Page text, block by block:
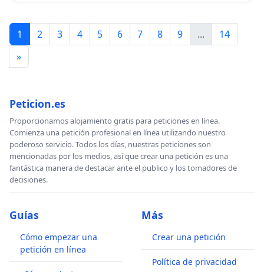
1 2 3 4 5 6 7 8 9 ...
14
»
Peticion.es
Proporcionamos alojamiento gratis para peticiones en línea.
Comienza una petición profesional en línea utilizando nuestro
poderoso servicio. Todos los días, nuestras peticiones son
mencionadas por los medios, así que crear una petición es una
fantástica manera de destacar ante el publico y los tomadores de
decisiones.
Guías
Cómo empezar una
petición en línea
Más
Crear una petición
Política de privacidad